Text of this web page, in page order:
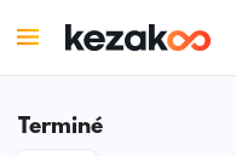
Terminé